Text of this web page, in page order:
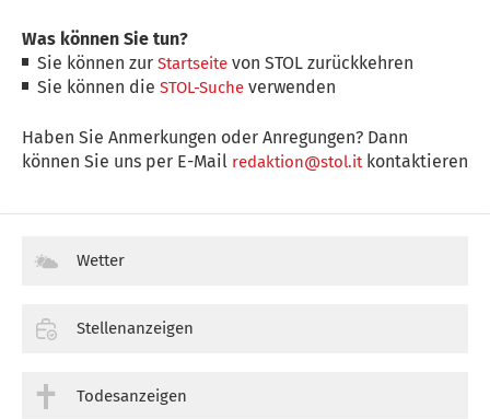
Was können Sie tun?
Sie können zurStartseite von STOL zurückkehren
Sie können dieSTOL-Suche verwenden
Haben Sie Anmerkungen oder Anregungen? Dann
können Sie uns per E-Mail redaktion@stol.itkontaktieren
Wetter
Stellenanzeigen
Todesanzeigen